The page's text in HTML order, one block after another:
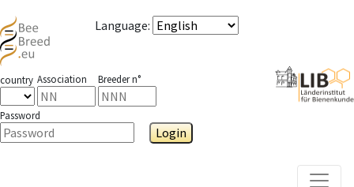
Language:
country Association Breeder n°
Password
Login